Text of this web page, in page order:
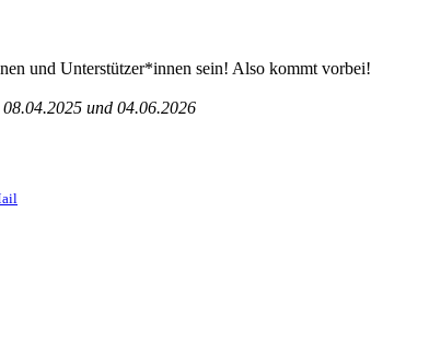
und Unterstützer*innen sein! Also kommt vorbei!
und 04.06.2026